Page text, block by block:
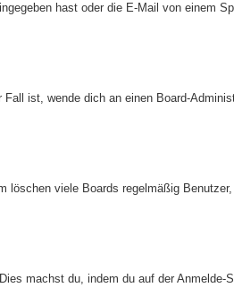
hast oder die E-Mail von einem
ist, wende dich an einen Board-
viele Boards regelmäßig
machst du, indem du auf der Anmelde-